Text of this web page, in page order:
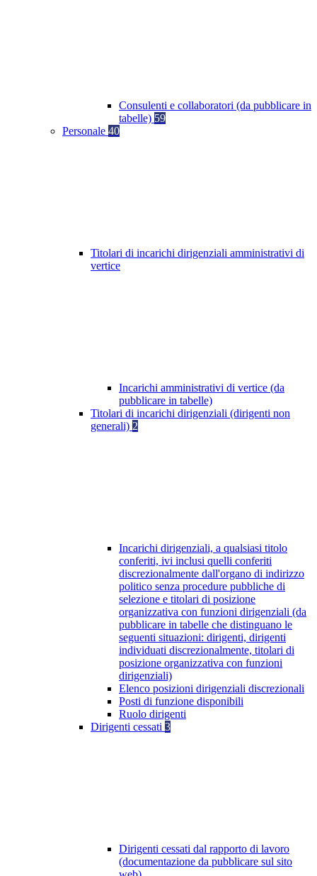
Consulenti e collaboratori (da pubblicare in
tabelle) 59
Personale 40
Titolari di incarichi dirigenziali amministrativi di
vertice
Incarichi amministrativi di vertice (da
pubblicare in tabelle)
Titolari di incarichi dirigenziali (dirigenti non
generali) 2
Incarichi dirigenziali, a qualsiasi titolo
conferiti, ivi inclusi quelli conferiti
discrezionalmente dall'organo di indirizzo
politico senza procedure pubbliche di
selezione e titolari di posizione
organizzativa con funzioni dirigenziali (da
pubblicare in tabelle che distinguano le
seguenti situazioni: dirigenti, dirigenti
individuati discrezionalmente, titolari di
posizione organizzativa con funzioni
dirigenziali)
Elenco posizioni dirigenziali discrezionali
Posti di funzione disponibili
Ruolo dirigenti
Dirigenti cessati 3
Dirigenti cessati dal rapporto di lavoro
(documentazione da pubblicare sul sito